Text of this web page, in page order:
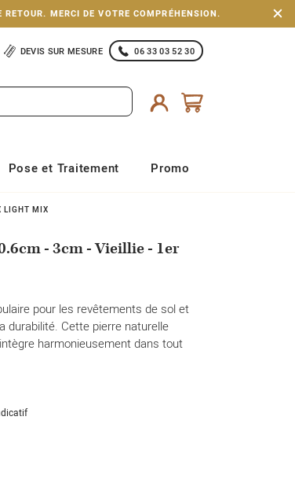
MERCI DE VOTRE COMPRÉHENSION.
DEVIS SUR MESURE 06 33 03 52 30
Pose et Traitement Promo
LIGHT MIX
- 3cm - Vieillie - 1er
pour les revêtements de sol et
durabilité. Cette pierre naturelle
harmonieusement dans tout